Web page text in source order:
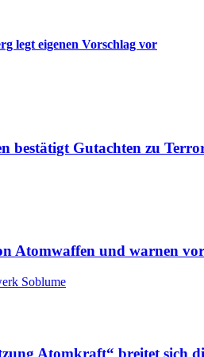
legt eigenen Vorschlag vor
bestätigt Gutachten zu
Atomwaffen und warnen